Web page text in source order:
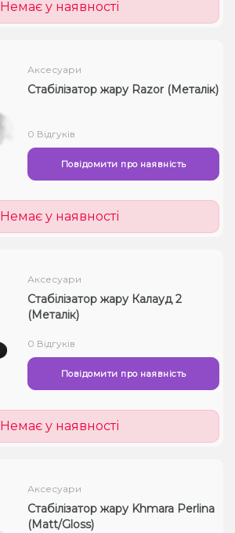
Немає у наявності
Аксесуари
Стабілізатор жару Razor (Металік)
0 Відгуків
Повідомити про наявність
Немає у наявності
Аксесуари
Стабілізатор жару Калауд 2
(Металік)
0 Відгуків
Повідомити про наявність
Немає у наявності
Аксесуари
Стабілізатор жару Khmara Perlina
(Matt/Gloss)